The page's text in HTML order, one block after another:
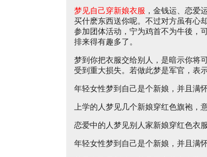
梦见自己穿新娘衣服 ，金钱运、恋爱
买什麽东西送你呢。不过对方虽有心
参加团体活动，宁为鸡首不为牛後，
排来得有趣多了。
梦到你把衣服交给别人，是暗示你将
受到重大损失。若做此梦是军官，表
年轻女性梦到自己是个新娘，并且满
上学的人梦见几个新娘穿红色旗袍，
恋爱中的人梦见别人家新娘穿红色衣
年轻女性梦到自己是个新娘，并且满